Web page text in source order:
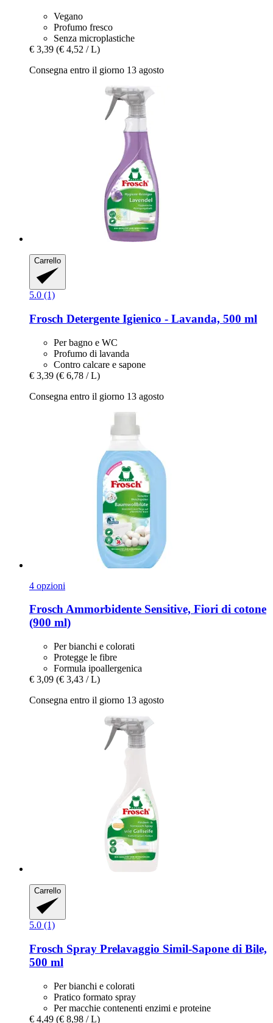
Vegano
Profumo fresco
Senza microplastiche
€ 3,39 (€ 4,52 / L)
Consegna entro il giorno 13 agosto
Carrello
5.0 (1)
Frosch Detergente Igienico -​ Lavanda, 500 ml
Per bagno e WC
Profumo di lavanda
Contro calcare e sapone
€ 3,39 (€ 6,78 / L)
Consegna entro il giorno 13 agosto
4 opzioni
FroschAmmorbidente Sensitive, Fiori di cotone
(900 ml)
Per bianchi e colorati
Protegge le fibre
Formula ipoallergenica
€ 3,09 (€ 3,43 / L)
Consegna entro il giorno 13 agosto
Carrello
5.0 (1)
Frosch Spray Prelavaggio Simil-​Sapone di Bile,
500 ml
Per bianchi e colorati
Pratico formato spray
Per macchie contenenti enzimi e proteine
€ 4,49 (€ 8,98 / L)